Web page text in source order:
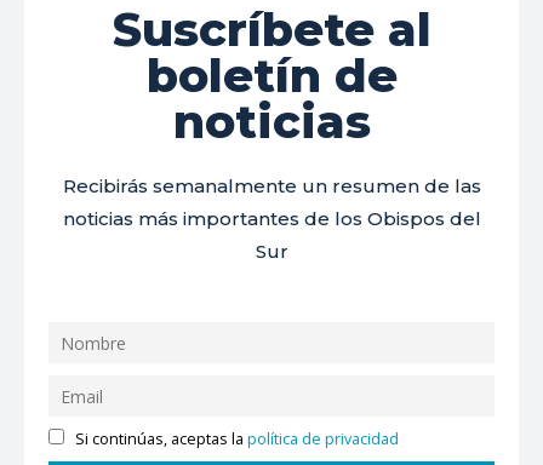
Suscríbete al
boletín de
noticias
Recibirás semanalmente un resumen de las
noticias más importantes de los Obispos del
Sur
Si continúas, aceptas lapolítica de privacidad